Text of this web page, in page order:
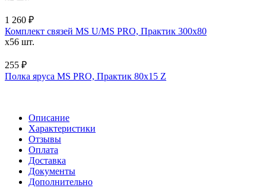
1 260 ₽
Комплект связей MS U/MS PRO, Практик 300x80
x56 шт.
255 ₽
Полка яруса MS PRO, Практик 80х15 Z
Описание
Характеристики
Отзывы
Оплата
Доставка
Документы
Дополнительно